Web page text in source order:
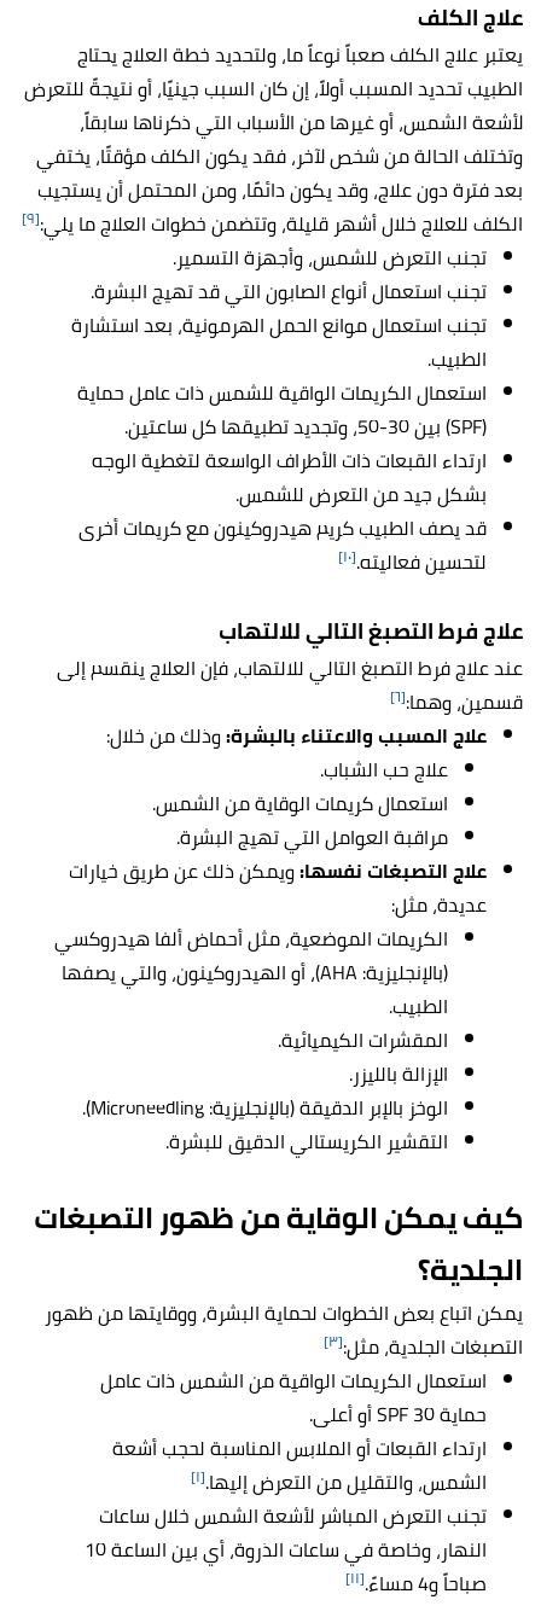
علاج الكلف
يعتبر علاج الكلف صعباً نوعاً ما، ولتحديد خطة العلاج يحتاج
الطبيب تحديد المسبب أولاً، إن كان السبب جينيًا، أو نتيجةً للتعرض
لأشعة الشمس، أو غيرها من الأسباب التي ذكرناها سابقاً،
وتختلف الحالة من شخص لآخر، فقد يكون الكلف مؤقتًا، يختفي
بعد فترة دون علاج، وقد يكون دائمًا، ومن المحتمل أن يستجيب
الكلف للعلاج خلال أشهر قليلة، وتتضمن خطوات العلاج ما يلي:[٩]
تجنب التعرض للشمس، وأجهزة التسمير.
تجنب استعمال أنواع الصابون التي قد تهيج البشرة.
تجنب استعمال موانع الحمل الهرمونية، بعد استشارة
الطبيب.
استعمال الكريمات الواقية للشمس ذات عامل حماية
(SPF) بين 30-50، وتجديد تطبيقها كل ساعتين.
ارتداء القبعات ذات الأطراف الواسعة لتغطية الوجه
بشكل جيد من التعرض للشمس.
قد يصف الطبيب كريم هيدروكينون مع كريمات أخرى
لتحسين فعاليته.[١٠]
علاج فرط التصبغ التالي للالتهاب
عند علاج فرط التصبغ التالي للالتهاب، فإن العلاج ينقسم إلى
قسمين، وهما:[٦]
علاج المسبب والاعتناء بالبشرة:وذلك من خلال:
علاج حب الشباب.
استعمال كريمات الوقاية من الشمس.
مراقبة العوامل التي تهيج البشرة.
علاج التصبغات نفسها:ويمكن ذلك عن طريق خيارات
عديدة، مثل:
الكريمات الموضعية، مثل أحماض ألفا هيدروكسي
(بالإنجليزية: AHA)، أو الهيدروكينون، والتي يصفها
الطبيب.
المقشرات الكيميائية.
الإزالة بالليزر.
الوخز بالإبر الدقيقة (بالإنجليزية:Microneedling
).
التقشير الكريستالي الدقيق للبشرة.
كيف يمكن الوقاية من ظهور التصبغات
الجلدية؟
يمكن اتباع بعض الخطوات لحماية البشرة، ووقايتها من ظهور
التصبغات الجلدية، مثل:[٣]
استعمال الكريمات الواقية من الشمس ذات عامل
حماية SPF 30 أو أعلى.
ارتداء القبعات أو الملابس المناسبة لحجب أشعة
الشمس، والتقليل من التعرض إليها.[١]
تجنب التعرض المباشر لأشعة الشمس خلال ساعات
النهار، وخاصة في ساعات الذروة، أي بين الساعة 10
صباحاً و4 مساءً.
[١١]